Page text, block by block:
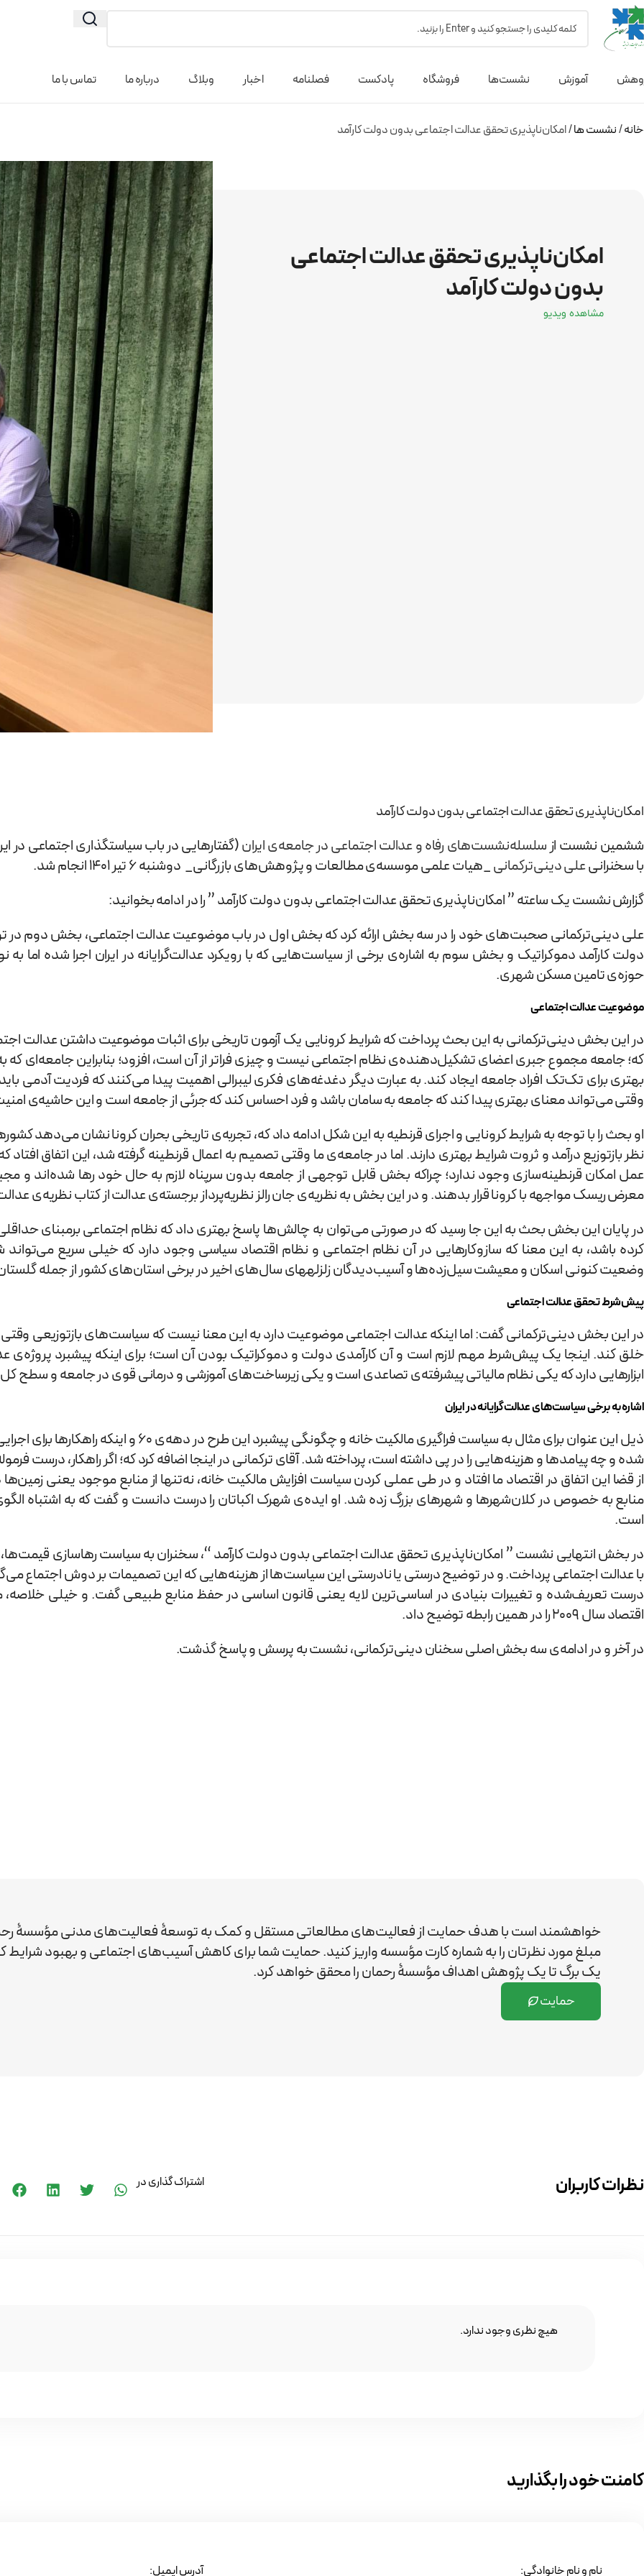
آموزش نشست‌ها فروشگاه پادکست فصلنامه اخبار وبلاگ درباره ما تماس با ما
خانه نشست ها امکان‌ناپذیری تحقق عدالت اجتماعی بدون دولت کارآمد
امکان‌ناپذیری تحقق عدالت اجتماعی
بدون دولت کارآمد
مشاهده ویدیو
امکان‌ناپذیری تحقق عدالت اجتماعی بدون دولت کارآمد
ششمین نشست از سلسله‌نشست‌های رفاه و عدالت اجتماعی در جامعه‌ی ایران(گفتارهایی در باب سیاستگذاری اجتماعی
با سخنرانیعلی دینی‌ترکمانی_هیات علمی موسسه‌ی مطالعات و پژوهش‌های بازرگانی_ دوشنبه 6 تیر 1401 انجام شد.
گزارش نشست یک ساعته ” امکان‌ناپذیری تحقق عدالت اجتماعی بدون دولت کارآمد ” را در ادامه بخوانید:
علی دینی‌ترکمانی صحبت‌های خود را در سه بخش ارائه کرد که بخش اول در باب موضوعیت عدالت اجتماعی، بخش دوم
دولت کارآمد دموکراتیک و بخش سوم به اشاره‌ی برخی از سیاست‌هایی که با رویکرد عدالت‌گرایانه در ایران اجرا شده
حوزه‌ی تامین مسکن شهری.
موضوعیت عدالت اجتماعی
در این بخش دینی‌ترکمانی به این بحث پرداخت که شرایط کرونایی یک آزمون تاریخی برای اثبات موضوعیت داشتن عدالت
که؛ جامعه مجموع جبری اعضای تشکیل‌دهنده‌ی نظام اجتماعی نیست و چیزی فراتر از آن است، افزود؛ بنابراین جامعه‌ای که
بهتری برای تک‌تک افراد جامعه ایجاد کند. به عبارت دیگر دغدغه‌های فکری لیبرالی اهمیت پیدا می‌کنند که فردیت آدمی
وقتی می‌تواند معنای بهتری پیدا کند که جامعه به سامان باشد و فرد احساس کند که جرئی از جامعه است و این حاشیه‌ی
او بحث را با توجه به شرایط کرونایی و اجرای قرنطیه به این شکل ادامه داد که، تجربه‌ی تاریخی بحران کرونا نشان می‌دهد
نظر بازتوزیع درآمد و ثروت شرایط بهتری دارند. اما در جامعه‌ی ما وقتی تصمیم به اعمال قرنطینه گرفته شد، این اتفاق
عمل امکان قرنطینه‌سازی وجود ندارد؛ چراکه بخش قابل توجهی از جامعه بدون سرپناه لازم به حال خود رها شده‌اند و
معرض ریسک مواجهه با کرونا قرار بدهند. و در این بخش به نظریه‌ی جان رالز نظریه‌پرداز برجسته‌ی عدالت از کتاب نظریه‌ی
در پایان این بخش بحث به این جا رسید که در صورتی می‌توان به چالش‌ها پاسخ بهتری داد که نظام اجتماعی برمبنای
کرده باشد، به این معنا که سازوکارهایی در آن نظام اجتماعی و نظام اقتصاد سیاسی وجود دارد که خیلی سریع می‌تواند
وضعیت کنونی اسکان و معیشت سیل‌زده‌ها و آسیب‌دیدگان زلزله‎های سال‌های اخیر در برخی استان‌های کشور از جمله گلستان، فارس و کرمانشاه اشاره شد.
پیش‌شرط تحقق عدالت اجتماعی
در این بخش دینی‌ترکمانی گفت: اما اینکه عدالت اجتماعی موضوعیت دارد به این معنا نیست که سیاست‌های بازتوزیعی
خلق کند. اینجا یک پیش‌شرط مهم لازم است و آن کارآمدی دولت و دموکراتیک بودن آن است؛ برای اینکه پیشبرد پروژه‌ی
ابزارهایی دارد که یکی نظام مالیاتی پیشرفته‌ی تصاعدی است و یکی زیرساخت‌های آموزشی و درمانی قوی در جامعه و سطح
اشاره به برخی سیاست‌های عدالت‌گرایانه در ایران
ذیل این عنوان برای مثال به سیاست فراگیری مالکیت خانه
شده و چه پیامدها و هزینه‌هایی را در پی داشته است، پرداخته شد. آقای ترکمانی در اینجا اضافه کرد که؛ اگر راهکار،
از قضا این اتفاق در اقتصاد ما افتاد و در طی عملی کردن سیاست افزایش مالکیت خانه، نه‌تنها از منابع موجود یعنی
منابع به خصوص در کلان‌شهرها و شهرهای بزرگ زده شد. او ایده‌ی شهرک اکباتان را درست دانست و گفت که به اشتباه
است.
با عدالت اجتماعی پرداخت. و در توضیح درستی یا نادرستی این سیاست‌ها از هزینه‌هایی که این تصمیمات بر دوش اجتماع
درست تعریف‌شده و تغییرات بنیادی در اساسی‌ترین لایه یعنی قانون اساسی در حفظ منابع طبیعی گفت. و خیلی خلاصه،
اقتصاد سال 2009 را در همین رابطه توضیح داد.
در آخر و در ادامه‌ی سه بخش اصلی سخنان دینی‌ترکمانی، نشست به پرسش و پاسخ گذشت.
خواهشمند است با هدف حمایت از فعالیت‌های مطالعاتی مستقل و کمک به توسعۀ فعالیت‌های مدنی مؤسسۀ
مبلغ مورد نظرتان را به شماره کارت مؤسسه واریز کنید. حمایت شما برای کاهش آسیب‌های اجتماعی و بهبود شرایط
یک برگ تا یک پژوهش اهداف مؤسسۀ رحمان رامحقق خواهد کرد.
حمایت
نظرات کاربران اشتراک گذاری در
هیچ نظری وجود ندارد.
کامنت خود را بگذارید
نام و نام خانوادگی: آدرس ایمیل: